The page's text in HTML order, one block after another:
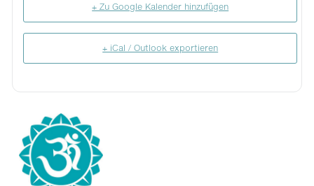
+ Zu Google Kalender hinzufügen
+ iCal / Outlook exportieren